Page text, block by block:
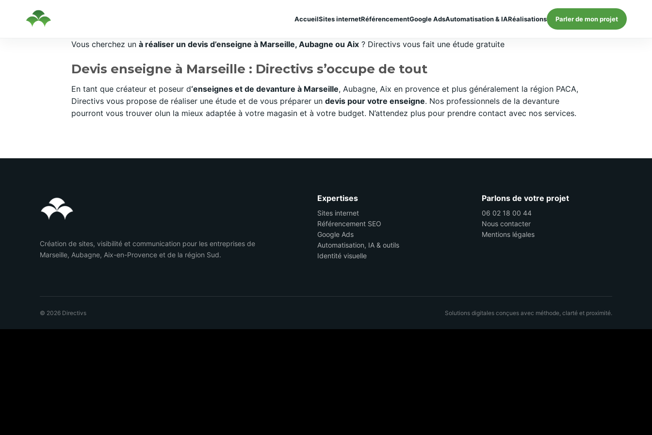
AccueilSites internetRéférencementGoogle AdsAutomatisation & IARéalisations Parler de mon projet
Vous cherchez un à réaliser un devis d’enseigne à Marseille, Aubagne ou Aix ? Directivs vous fait une étude gratuite
Devis enseigne à Marseille : Directivs s’occupe de tout
En tant que créateur et poseur d‘enseignes et de devanture à Marseille, Aubagne, Aix en provence et plus généralement la région PACA,
Directivs vous propose de réaliser une étude et de vous préparer un devis pour votre enseigne. Nos professionnels de la devanture
pourront vous trouver olun la mieux adaptée à votre magasin et à votre budget. N’attendez plus pour prendre contact avec nos services.
Création de sites, visibilité et communication pour les entreprises de
Marseille, Aubagne, Aix-en-Provence et de la région Sud.
Expertises
Sites internet
Référencement SEO
Google Ads
Automatisation, IA & outils
Identité visuelle
Parlons de votre projet
06 02 18 00 44
Nous contacter
Mentions légales
© 2026 Directivs Solutions digitales conçues avec méthode, clarté et proximité.